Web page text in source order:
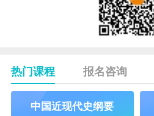
热门课程 报名咨询
中国近现代史纲要